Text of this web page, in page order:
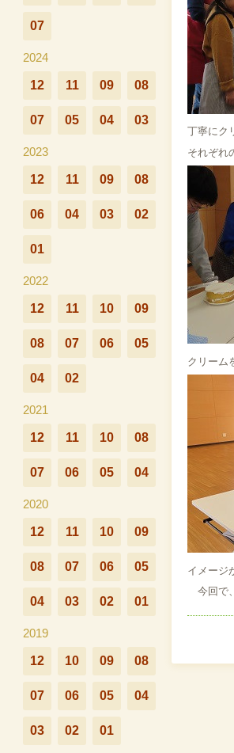
丁寧にク
それぞれ
クリーム
イメージ
今回で
07
2024
12 11 09 08
07 05 04 03
2023
12 11 09 08
06 04 03 02
01
2022
12 11 10 09
08 07 06 05
04 02
2021
12 11 10 08
07 06 05 04
2020
12 11 10 09
08 07 06 05
04 03 02 01
2019
12 10 09 08
07 06 05 04
03 02 01